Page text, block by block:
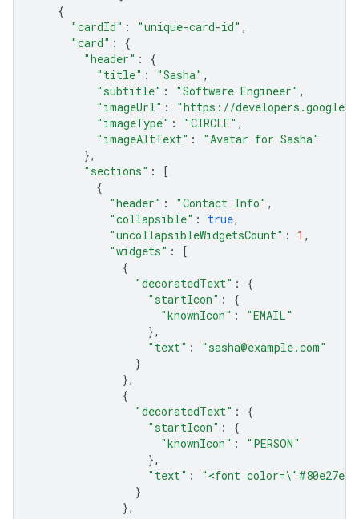
{
"cardId" : "unique-card-id" ,
"card" :
{
"header" :
{
"title" : "Sasha" ,
"subtitle" : "Software Engineer" ,
"imageUrl" :
"https://
"imageType" : "CIRCLE" ,
"imageAltText" :
"Avatar for Sasha"
},
"sections" :
[
{
"header" : "Contact Info" ,
"collapsible" : true,
"uncollapsibleWidgetsCount" : 1 ,
"widgets" :
[
{
"decoratedText" :
{
"startIcon" :
{
"knownIcon" :
"EMAIL"
},
"text" :
"sasha@example.com"
}
},
{
"decoratedText" :
{
"startIcon" :
{
"knownIcon" :
"PERSON"
},
"text" :
"<font
}
},